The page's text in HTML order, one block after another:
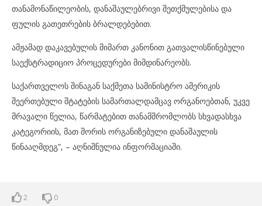
თანამონაწილეობის, დანაშაულებრივი შეთქმულებისა და
ფულის გათეთრების ბრალდებებით.
ამჟამად დაკავებულის მიმართ კანონით გათვალისწინებული
საექსტრადიციო პროცედურები მიმდინარეობს.
საქართველოს შინაგან საქმეთა სამინისტრო ამერიკის
შეერთებული შტატების სამართალდამცავ ორგანოებთან, უკვე
მრავალი წელია, წარმატებით თანამშრომლობს სხვადასხვა
კატეგორიის, მათ შორის ორგანიზებული დანაშაულის
წინააღმდეგ”, – აღნიშნულია ინფორმაციაში.
2 0